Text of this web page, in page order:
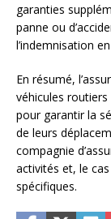
garanties
panne ou
l’indemnisation
En résumé,
véhicules
pour garantir la
de leurs
compagnie
activités et, le
spécifiques.